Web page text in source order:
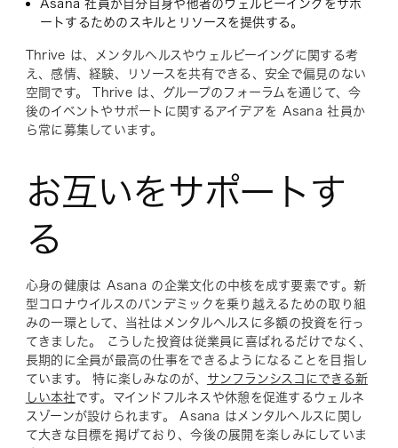
Asana 社員が自分自身や他者のウェルビーイングをサポ
ートするためのスキルとリソースを提供する。
Thrive は、メンタルヘルスやウェルビーイングに関する考
え、感情、経験、リソースを共有できる、安全で偏見のない
空間です。 Thrive は、グループのフォーラムを通じて、今
後のイベントやサポートに関するアイデアを Asana 社員か
ら常に募集しています。
お互いをサポートす
る
心身の健康は Asana の企業文化の中核を成す要素です。新
型コロナウイルスのパンデミックを乗り越えるための取り組
みの一環として、当社はメンタルヘルスに多額の投資を行っ
てきました。 こうした投資は従業員に喜ばれるだけでなく、
長期的に全員が最高の仕事をできるようになることを目指し
ています。 特に楽しみなのが、 サンフランシスコにできる新
しい本社です。マインドフルネスや休憩を促進するウェルネ
スゾーンが設けられます。 Asana はメンタルヘルスに関し
て大きな目標を掲げており、今後の展開を楽しみにしていま